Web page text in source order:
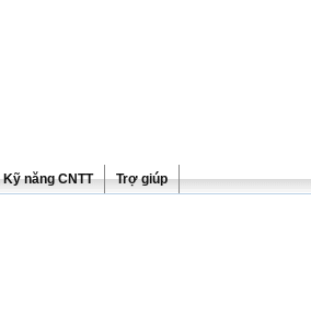
Kỹ năng CNTT Trợ giúp